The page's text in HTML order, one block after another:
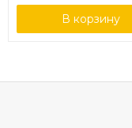
В корзину